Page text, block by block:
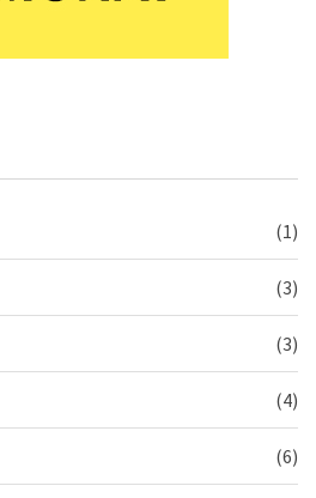
(1)
(3)
(3)
(4)
(6)